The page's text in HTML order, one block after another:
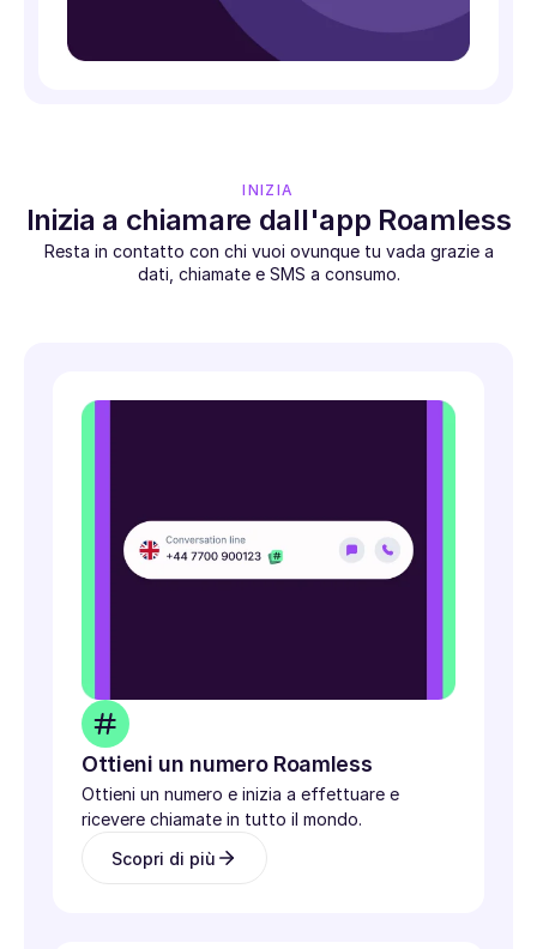
INIZIA
Inizia a chiamare dall'app Roamless
Resta in contatto con chi vuoi ovunque tu vada grazie a
dati, chiamate e SMS a consumo.
Ottieni un numero Roamless
Ottieni un numero e inizia a effettuare e
ricevere chiamate in tutto il mondo.
Scopri di più